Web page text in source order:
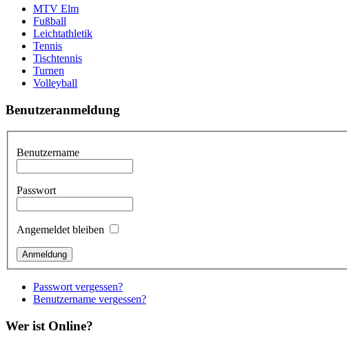
MTV Elm
Fußball
Leichtathletik
Tennis
Tischtennis
Turnen
Volleyball
Benutzeranmeldung
Benutzername
Passwort
Angemeldet bleiben
Passwort vergessen?
Benutzername vergessen?
Wer ist Online?